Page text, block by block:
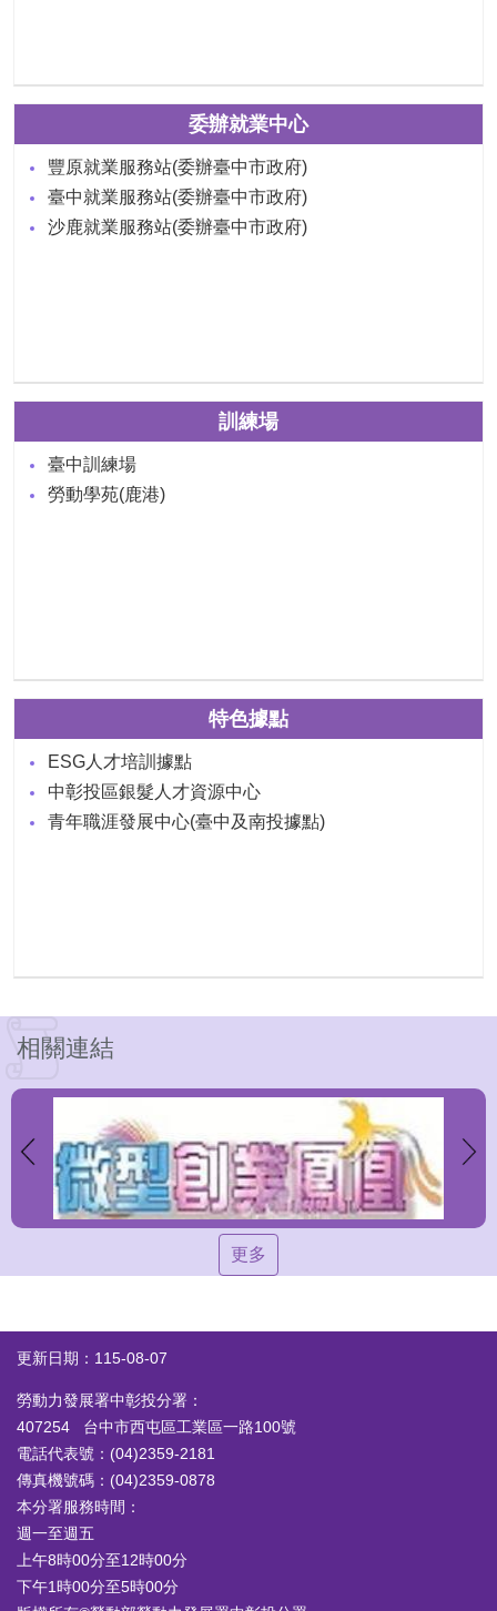
委辦就業中心
豐原就業服務站(委辦臺中市政府)
臺中就業服務站(委辦臺中市政府)
沙鹿就業服務站(委辦臺中市政府)
訓練場
臺中訓練場
勞動學苑(鹿港)
特色據點
ESG人才培訓據點
中彰投區銀髮人才資源中心
青年職涯發展中心(臺中及南投據點)
相關連結
更多
更新日期：115-08-07
勞動力發展署中彰投分署：
407254 台中市西屯區工業區一路100號
電話代表號：(04)2359-2181
傳真機號碼：(04)2359-0878
本分署服務時間：
週一至週五
上午8時00分至12時00分
下午1時00分至5時00分